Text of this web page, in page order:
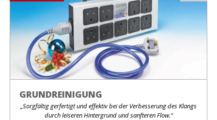
GRUNDREINIGUNG
„Sorgfältig gerfertigt und effektiv bei der Verbesserung des Klangs
durch leiseren Hintergrund und sanfteren Flow.“